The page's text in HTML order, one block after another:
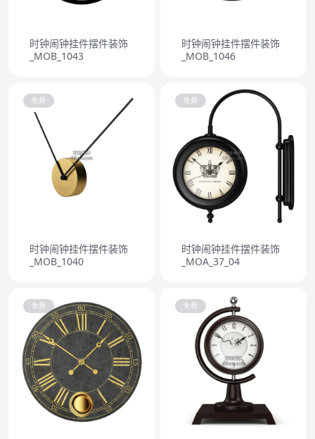
时钟闹钟挂件摆件装饰
_MOB_1043
时钟闹钟挂件摆件装饰
_MOB_1046
免费
时钟闹钟挂件摆件装饰
_MOB_1040
免费
时钟闹钟挂件摆件装饰
_MOA_37_04
免费 免费